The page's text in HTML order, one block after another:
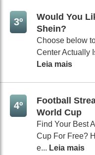
3º
Would You
Shein?
Choose below
Center Actually
Leia mais
4º
Football
World Cup
Find Your Best
Cup For Free?
e... Leia mais